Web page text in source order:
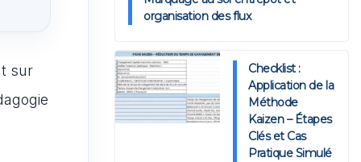
sur
organisation des flux
Checklist :
Application de la
Méthode
Kaizen – Étapes
Clés et Cas
Pratique Simulé